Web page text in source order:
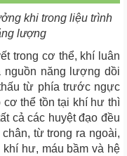
khi trong liệu trình
lượng
trong cơ thể, khí luân
nguồn năng lượng dồi
từ phía trước ngực
thể tồn tại khí hư thì
cả các huyệt đạo đều
từ trong ra ngoài,
hư, máu bầm và hệ